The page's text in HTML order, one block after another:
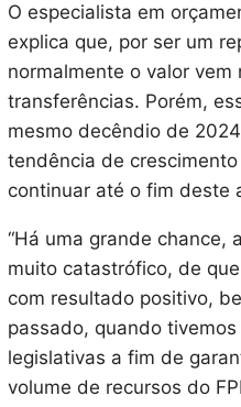
O especialista em
explica que, por ser um
normalmente o valor
transferências. Porém,
mesmo decêndio de
tendência de
continuar até o fim deste
“Há uma grande chance,
muito catastrófico, de
com resultado positivo,
passado, quando
legislativas a fim de
volume de recursos do